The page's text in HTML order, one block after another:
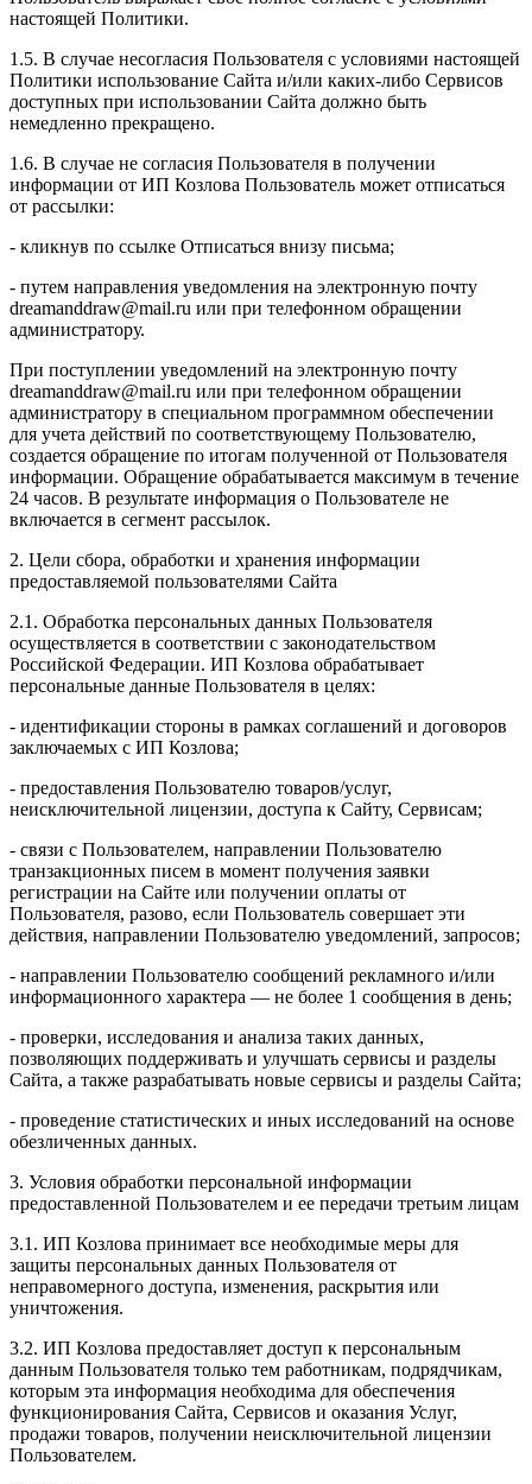
настоящей Политики.
1.5. В случае несогласия Пользователя с условиями настоящей
Политики использование Сайта и/или каких-либо Сервисов
доступных при использовании Сайта должно быть
немедленно прекращено.
1.6. В случае не согласия Пользователя в получении
информации от ИП Козлова Пользователь может отписаться
от рассылки:
- кликнув по ссылке Отписаться внизу письма;
- путем направления уведомления на электронную почту
dreamanddraw@mail.ru или при телефонном обращении
администратору.
При поступлении уведомлений на электронную почту
dreamanddraw@mail.ru или при телефонном обращении
администратору в специальном программном обеспечении
для учета действий по соответствующему Пользователю,
создается обращение по итогам полученной от Пользователя
информации. Обращение обрабатывается максимум в течение
24 часов. В результате информация о Пользователе не
включается в сегмент рассылок.
2. Цели сбора, обработки и хранения информации
предоставляемой пользователями Сайта
2.1. Обработка персональных данных Пользователя
осуществляется в соответствии с законодательством
Российской Федерации. ИП Козловa обрабатывает
персональные данные Пользователя в целях:
- идентификации стороны в рамках соглашений и договоров
заключаемых с ИП Козлова;
- предоставления Пользователю товаров/услуг,
неисключительной лицензии, доступа к Сайту, Сервисам;
- связи с Пользователем, направлении Пользователю
транзакционных писем в момент получения заявки
регистрации на Сайте или получении оплаты от
Пользователя, разово, если Пользователь совершает эти
действия, направлении Пользователю уведомлений, запросов;
- направлении Пользователю сообщений рекламного и/или
информационного характера — не более 1 сообщения в день;
- проверки, исследования и анализа таких данных,
позволяющих поддерживать и улучшать сервисы и разделы
Сайта, а также разрабатывать новые сервисы и разделы Сайта;
- проведение статистических и иных исследований на основе
обезличенных данных.
3. Условия обработки персональной информации
предоставленной Пользователем и ее передачи третьим лицам
3.1. ИП Козлова принимает все необходимые меры для
защиты персональных данных Пользователя от
неправомерного доступа, изменения, раскрытия или
уничтожения.
3.2. ИП Козлова предоставляет доступ к персональным
данным Пользователя только тем работникам, подрядчикам,
которым эта информация необходима для обеспечения
функционирования Сайта, Сервисов и оказания Услуг,
продажи товаров, получении неисключительной лицензии
Пользователем.